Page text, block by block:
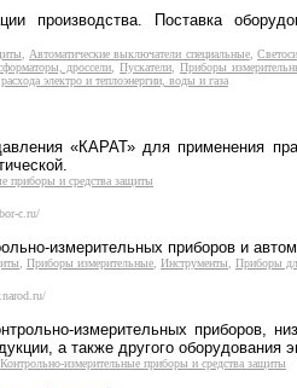
производства. Поставка
Автоматические выключатели специальные,
дроссели ,Пускатели Приборы
электро и теплоэнергии, воды и газа
«КАРАТ» для применения
приборы и средства защиты
c.ru/
измерительных приборов и
Приборы измерительные Инструменты Приборы
измерительных приборов,
а также другого оборудования
Контрольно-измерительные приборы и средства защиты